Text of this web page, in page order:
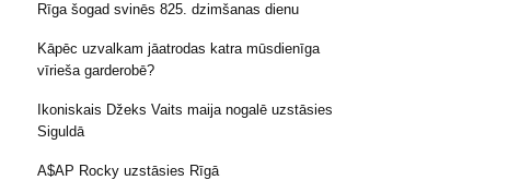
Rīga šogad svinēs 825. dzimšanas dienu
Kāpēc uzvalkam jāatrodas katra mūsdienīga
vīrieša garderobē?
Ikoniskais Džeks Vaits maija nogalē uzstāsies
Siguldā
A$AP Rocky uzstāsies Rīgā